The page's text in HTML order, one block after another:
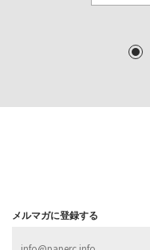
1
メルマガに登録する